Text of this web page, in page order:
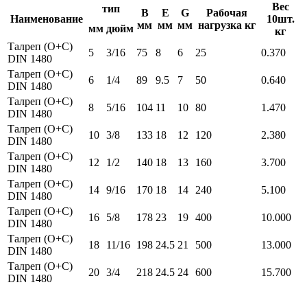
Наименование
тип
B
мм
E
мм
G
мм
Рабочая
нагрузка кг
Вес
10шт.
кг
мм дюйм
Талреп (О+С)
DIN 1480
5 3/16 75 8 6 25
0.370
Талреп (О+С)
DIN 1480
6 1/4 89 9.5 7 50
0.640
Талреп (О+С)
DIN 1480
8 5/16 104 11 10 80
1.470
Талреп (О+С)
DIN 1480
10 3/8 133 18 12 120
2.380
Талреп (О+С)
DIN 1480
12 1/2 140 18 13 160
3.700
Талреп (О+С)
DIN 1480
14 9/16 170 18 14 240
5.100
Талреп (О+С)
DIN 1480
16 5/8 178 23 19 400
10.000
Талреп (О+С)
DIN 1480
18 11/16 198 24.5 21 500
13.000
Талреп (О+С)
DIN 1480
20 3/4 218 24.5 24 600
15.700